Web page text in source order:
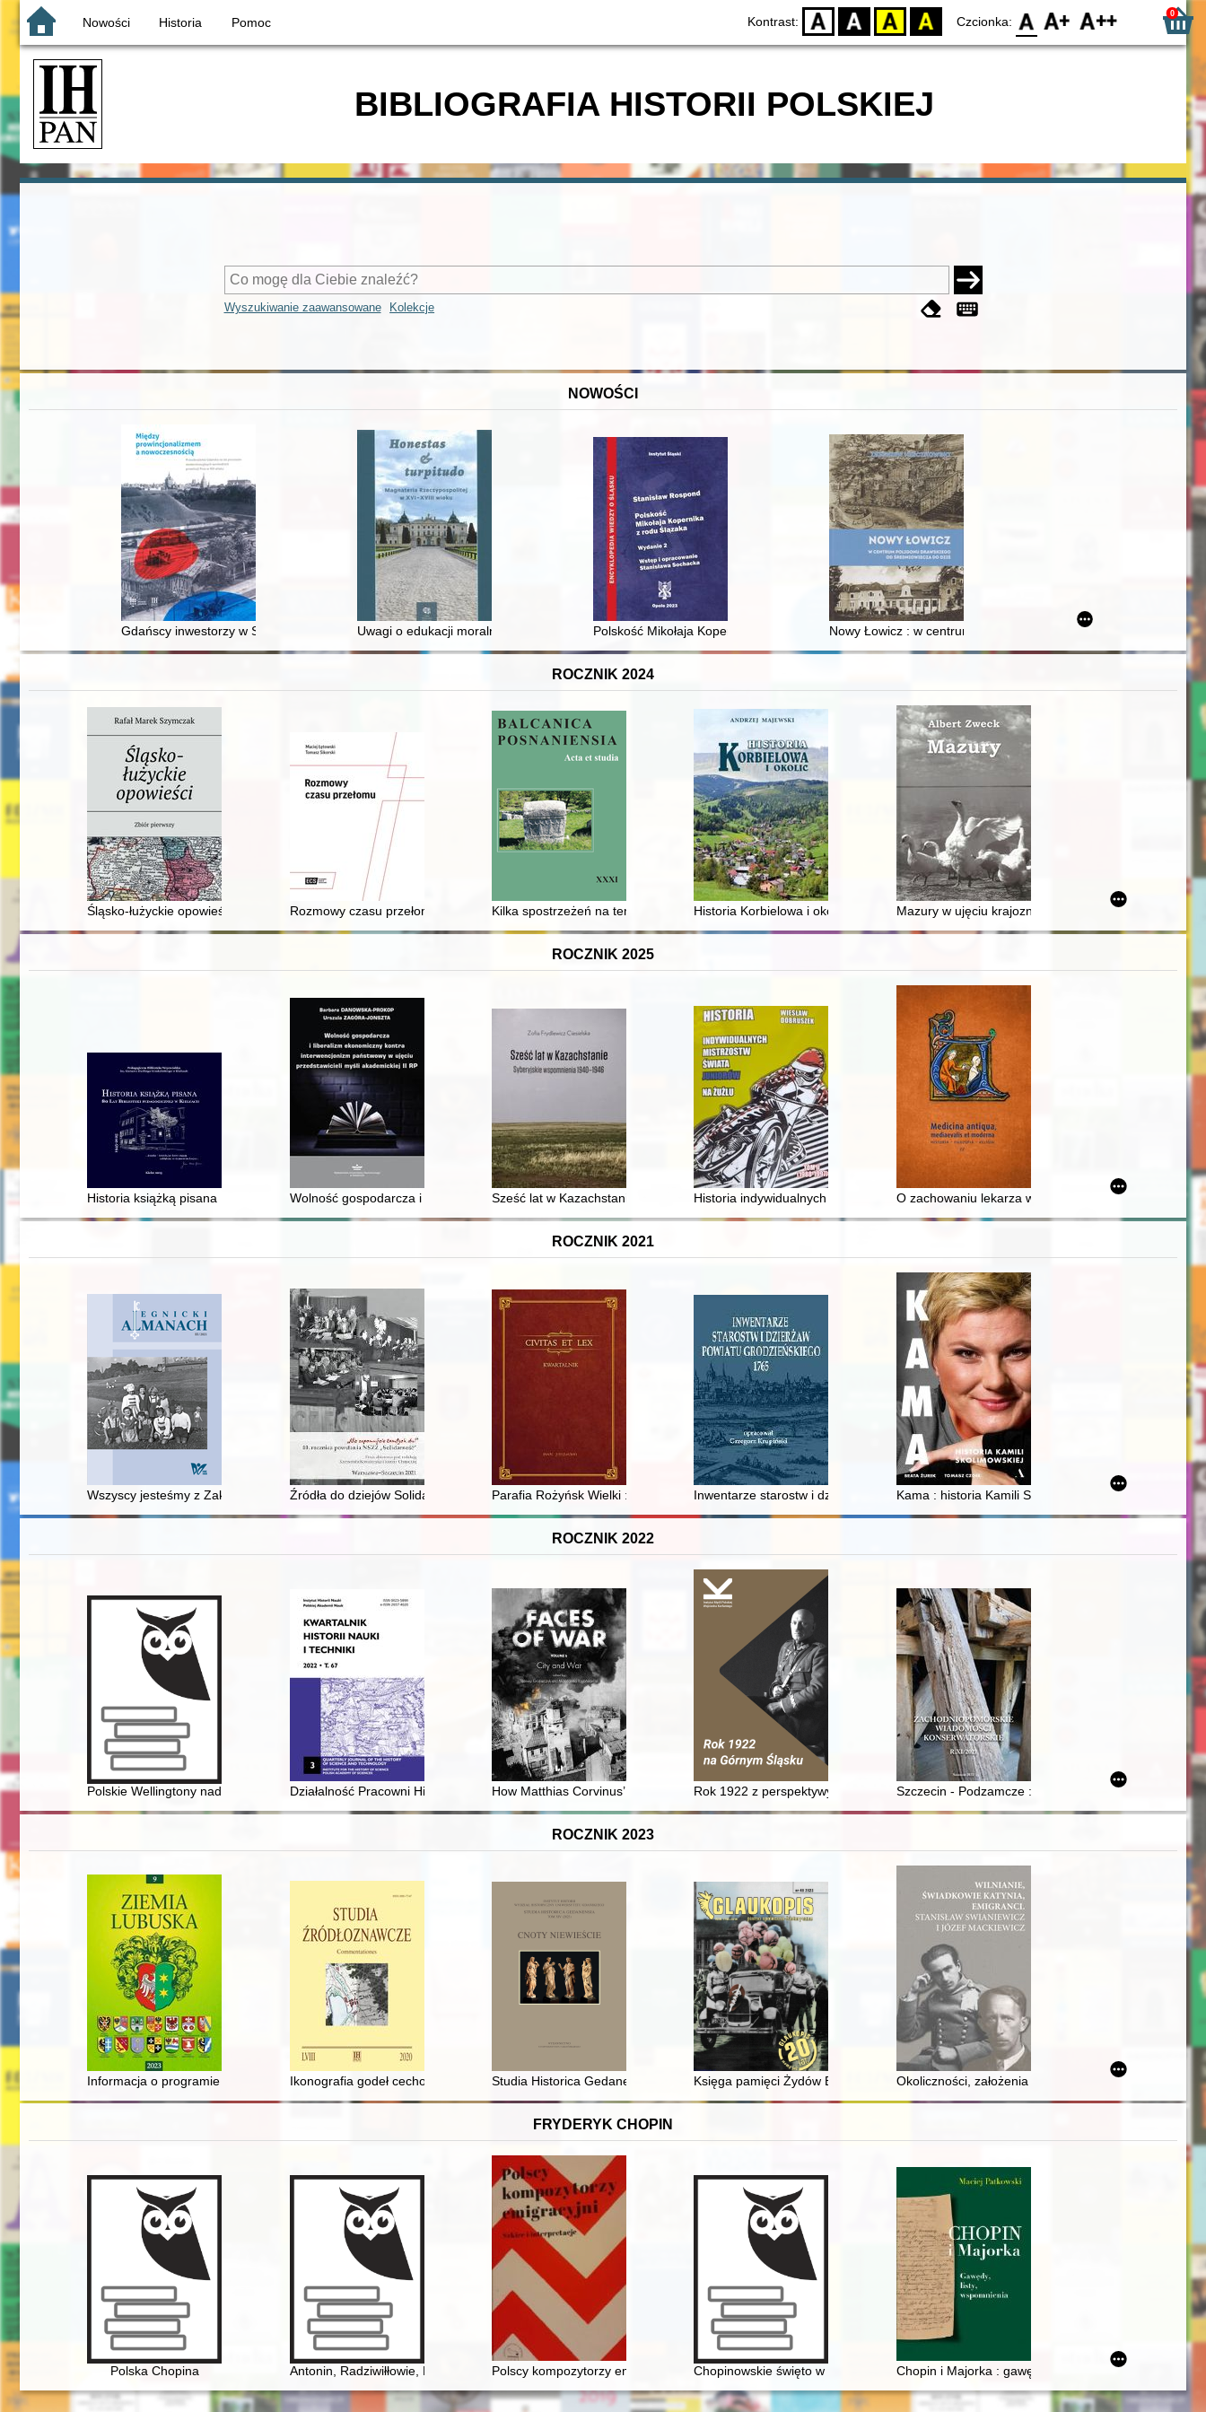
Nowości Historia Pomoc Kontrast: D BW YB BY Czcionka: F0 F1 F2 0
BIBLIOGRAFIA HISTORII POLSKIEJ
Wyszukiwanie zaawansowane Kolekcje
NOWOŚCI
Gdańscy inwestorzy w Sopocie : prestiż finansowy i towarzyski lokalnego mieszczaństwa w 2. poł. XIX w
Uwagi o edukacji moralnej synów szlacheckich w XVI-wiecznej Rzeczypospolitej
Polskość Mikołaja Kopernika z rodu ŚlązakaNowy Łowicz : w centrum poligonu drawskiego od średniowiecza
ROCZNIK 2024
Śląsko-łużyckie opowieści : zbiór pierwszyRozmowy czasu przełomu Kilka spostrzeżeń na temat bitwy pod Rovinami (1395)
Historia Korbielowa i okolic Mazury w ujęciu krajoznawczym i etnograficznym
ROCZNIK 2025
Historia książką pisana : 80 lat Biblioteki Pedagogicznej w Kielcach 1945-2025
Wolność gospodarcza i liberalizm ekonomiczny kontra interwencjonizm państwowy w ujęciu przedstawicieli myśli akademickiej II RP
Sześć lat w Kazachstanie : syberyjskie wspomnienia 1940-1946Historia indywidualnych mistrzostw świata juniorów na żużlu. T. 2,
O zachowaniu lekarza w świetle dwunastowiecznego
ROCZNIK 2021
Wszyscy jesteśmy z Zakaczawia : kilka wspomnień i refleksji o spektaklu "Ballada o Zakaczawiu"
Źródła do dziejów Solidarności w zasobie Komisji Krajowej NSZZ "Solidarność"
Parafia Rożyńsk Wielki : (historia i powstanie, ludność i duchowieństwo, miejsca kultu)
Inwentarze starostw i dzierżaw powiatu grodzieńskiego 1765
Kama : historia Kamili Skolimowskiej
ROCZNIK 2022
Polskie Wellingtony nad Chinami? : o projekcie wykorzystania polskiego lotnictwa bombowego na froncie chińsko-japońskim w 1942 roku
Działalność Pracowni Historii Nauk Przyrodniczych i Medycznych Instytutu Historii Nauki PAN w 2021 r
How Matthias Corvinus’ bombards captured Głogów in 1488Rok 1922 z perspektywy Wojciecha KorfantegoSzczecin - Podzamcze : kwartał 3 :
ROCZNIK 2023
Informacja o programie obchodów jubileuszu 900-lecia ustanowienia biskupstwa lubuskiego
Ikonografia godeł cechowych na Pomorzu brandenbursko-pruskim - recenzja]
Studia Historica Gedanensia. T. 14 (2023),Księga pamięci Żydów Bielska Podlaskiego - recenzja]Okoliczności, założenia i recepcja książki "Forced
FRYDERYK CHOPIN
Polska Chopina Antonin, Radziwiłłowie, Fryderyk Chopin [1810-1849]Polscy kompozytorzy emigracyjni. Szkice i interpretacje
Chopinowskie święto w Dusznikach Chopin i Majorka : gawędy, listy, wspomnienia